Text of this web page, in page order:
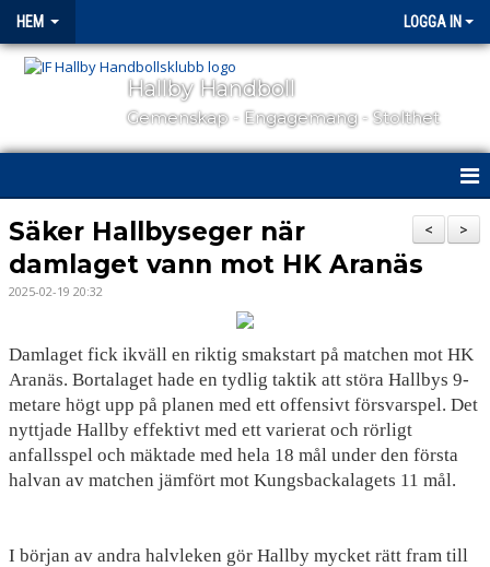
HEM LOGGA IN
Hallby Handboll
Gemenskap - Engagemang - Stolthet
HEM
HALLBY I SAMHÄLLET
OM KLUBBEN
KONTAKT
SAMARBETSPARTNERS
KALENDER
>
<
Säker Hallbyseger när
damlaget vann mot HK Aranäs
2025-02-19 20:32
Damlaget fick ikväll en riktig smakstart på matchen mot HK
Aranäs. Bortalaget hade en tydlig taktik att störa Hallbys 9-
metare högt upp på planen med ett offensivt försvarspel. Det
nyttjade Hallby effektivt med ett varierat och rörligt
anfallsspel och mäktade med hela 18 mål under den första
halvan av matchen jämfört mot Kungsbackalagets 11 mål.
I början av andra halvleken gör Hallby mycket rätt fram till